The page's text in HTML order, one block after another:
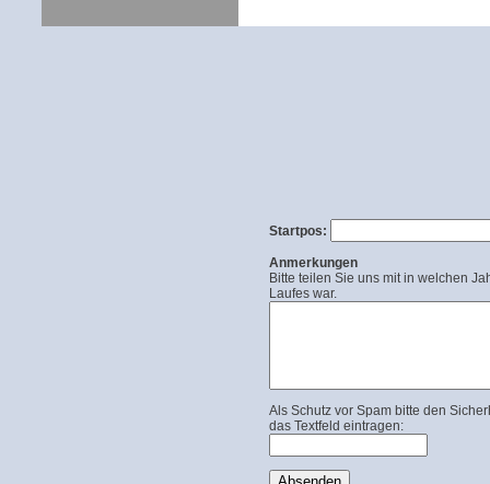
Startpos:
Anmerkungen
Bitte teilen Sie uns mit in welchen
Laufes war.
Als Schutz vor Spam bitte den
das Textfeld eintragen: